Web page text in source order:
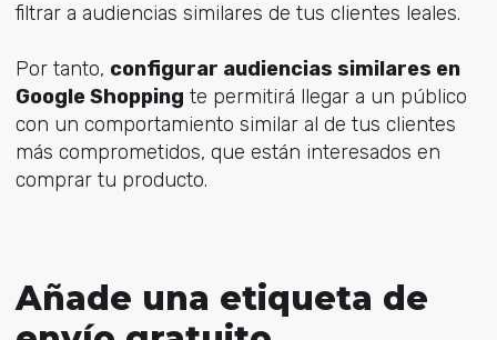
filtrar a audiencias similares de tus clientes leales.
Por tanto, configurar audiencias similares en
Google Shopping te permitirá llegar a un público
con un comportamiento similar al de tus clientes
más comprometidos, que están interesados en
comprar tu producto.
Añade una etiqueta de